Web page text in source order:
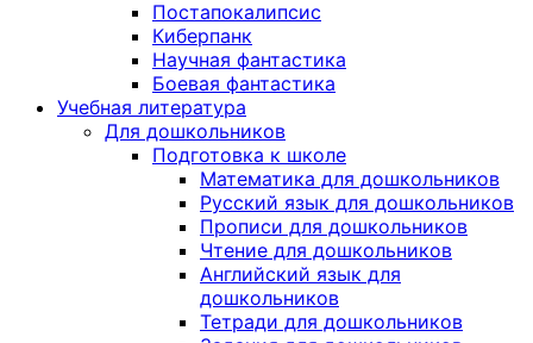
Постапокалипсис
Киберпанк
Научная фантастика
Боевая фантастика
Учебная литература
Для дошкольников
Подготовка к школе
Математика для дошкольников
Русский язык для дошкольников
Прописи для дошкольников
Чтение для дошкольников
Английский язык для
дошкольников
Тетради для дошкольников